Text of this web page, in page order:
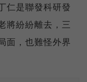
仁是聯發科研發
將紛紛離去，三
面，也難怪外界